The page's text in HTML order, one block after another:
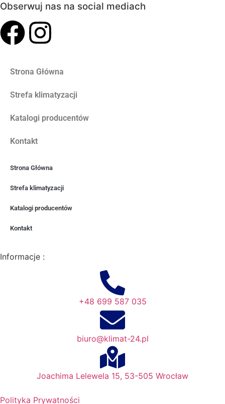
Obserwuj nas na social mediach
Strona Główna
Strefa klimatyzacji
Katalogi producentów
Kontakt
Strona Główna
Strefa klimatyzacji
Katalogi producentów
Kontakt
Informacje :
+48 699 587 035
biuro@klimat-24.pl
Joachima Lelewela 15, 53-505 Wrocław
Polityka Prywatności